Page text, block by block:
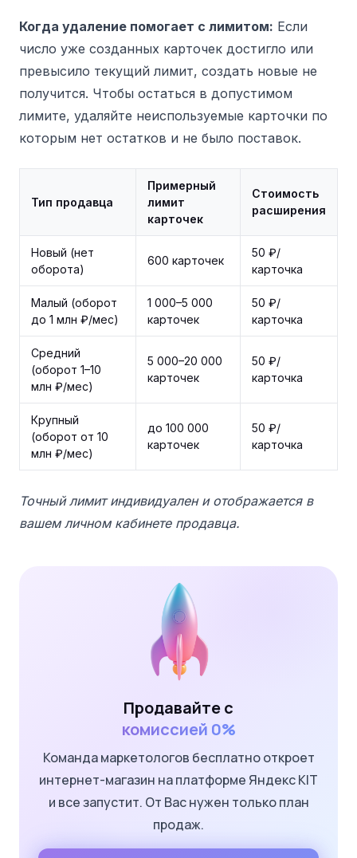
Когда удаление помогает с лимитом: Если
число уже созданных карточек достигло или
превысило текущий лимит, создать новые не
получится. Чтобы остаться в допустимом
лимите, удаляйте неиспользуемые карточки по
которым нет остатков и не было поставок.
Тип продавца
Примерный
лимит
карточек
Стоимость
расширения
Новый (нет
оборота)
600 карточек
50 ₽/
карточка
Малый (оборот
до 1 млн ₽/мес)
1 000–5 000
карточек
50 ₽/
карточка
Средний
(оборот 1–10
млн ₽/мес)
5 000–20 000
карточек
50 ₽/
карточка
Крупный
(оборот от 10
млн ₽/мес)
до 100 000
карточек
50 ₽/
карточка
Точный лимит индивидуален и отображается в
вашем личном кабинете продавца.
Продавайте с
комиссией 0%
Команда маркетологов бесплатно откроет
интернет-магазин на платформе Яндекс KIT
и все запустит. От Вас нужен только план
продаж.